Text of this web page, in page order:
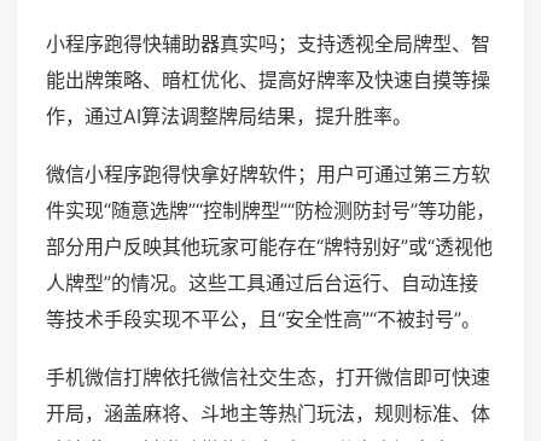
小程序跑得快辅助器真实吗；支持透视全局牌型、智
能出牌策略、暗杠优化、提高好牌率及快速自摸等操
作，通过AI算法调整牌局结果，提升胜率。
微信小程序跑得快拿好牌软件；用户可通过第三方软
件实现“随意选牌”“控制牌型”“防检测防封号”等功能，
部分用户反映其他玩家可能存在“牌特别好”或“透视他
人牌型”的情况。这些工具通过后台运行、自动连接
等技术手段实现不平公，且“安全性高”“不被封号”。
手机微信打牌依托微信社交生态，打开微信即可快速
开局，涵盖麻将、斗地主等热门玩法，规则标准、体